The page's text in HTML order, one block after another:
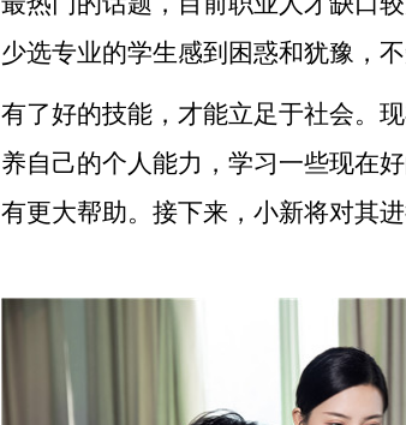
少选专业的学生感到困惑和犹豫，
有了好的技能，才能立足于社会。
养自己的个人能力，学习一些现在
有更大帮助。接下来，小新将对其进